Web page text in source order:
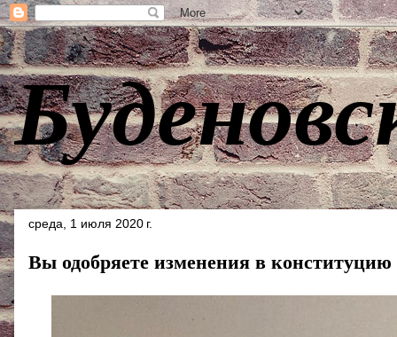
среда, 1 июля 2020 г.
Вы одобряете изменения в